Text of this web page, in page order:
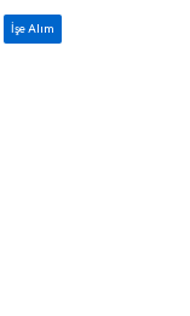
İşe Alım